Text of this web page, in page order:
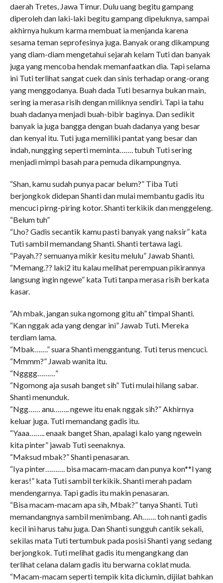
daerah Tretes, Jawa Timur. Dulu uang begitu gampang
diperoleh dan laki-laki begitu gampang dipeluknya, sampai
akhirnya hukum karma membuat ia menjanda karena
sesama teman seprofesinya juga. Banyak orang dikampung
yang diam-diam mengetahui sejarah kelam Tuti dan banyak
juga yang mencoba hendak memanfaatkan dia. Tapi selama
ini Tuti terlihat sangat cuek dan sinis terhadap orang-orang
yang menggodanya. Buah dada Tuti besarnya bukan main,
sering ia merasa risih dengan miliknya sendiri. Tapi ia tahu
buah dadanya menjadi buah-bibir baginya. Dan sedikit
banyak ia juga bangga dengan buah dadanya yang besar
dan kenyal itu. Tuti juga memiliki pantat yang besar dan
indah, nungging seperti meminta……. tubuh Tuti sering
menjadi mimpi basah para pemuda dikampungnya.
“Shan, kamu sudah punya pacar belum?” Tiba Tuti
berjongkok didepan Shanti dan mulai membantu gadis itu
mencuci pirng-piring kotor. Shanti terkikik dan menggeleng.
“Belum tuh”
“Lho? Gadis secantik kamu pasti banyak yang naksir” kata
Tuti sambil memandang Shanti. Shanti tertawa lagi.
“Payah.?? semuanya mikir kesitu melulu” Jawab Shanti.
“Memang.?? laki2 itu kalau melihat perempuan pikirannya
langsung ingin ngewe” kata Tuti tanpa merasa risih berkata
kasar.
“Ah mbak, jangan suka ngomong gitu ah” timpal Shanti.
“Kan nggak ada yang dengar ini” Jawab Tuti. Mereka
terdiam lama.
“Mbak…….” suara Shanti menggantung. Tuti terus mencuci.
“Mmmm?” Jawab wanita itu.
“Ngggg………”
“Ngomong aja susah banget sih” Tuti mulai hilang sabar.
Shanti menunduk.
“Ngg…… anu…….. ngewe itu enak nggak sih?” Akhirnya
keluar juga. Tuti memandang gadis itu.
“Yaaa…….. enaak banget Shan, apalagi kalo yang ngewein
kita pinter” jawab Tuti seenaknya.
“Maksud mbak?” Shanti penasaran.
“Iya pinter………. bisa macam-macam dan punya kon**l yang
keras!” kata Tuti sambil terkikik. Shanti merah padam
mendengarnya. Tapi gadis itu makin penasaran.
“Bisa macam-macam apa sih, Mbak?” tanya Shanti. Tuti
memandangnya sambil menimbang. Ah……. toh nanti gadis
kecil ini harus tahu juga. Dan Shanti sungguh cantik sekali,
sekilas mata Tuti tertumbuk pada posisi Shanti yang sedang
berjongkok. Tuti melihat gadis itu mengangkang dan
terlihat celana dalam gadis itu berwarna coklat muda.
“Macam-macam seperti tempik kita diciumin, dijilat bahkan